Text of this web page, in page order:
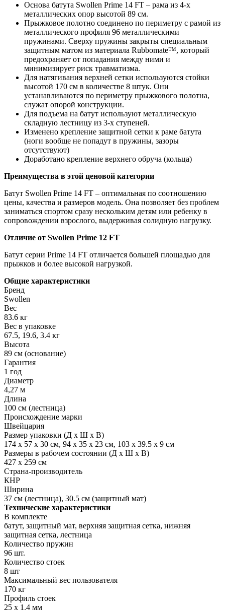
Основа батута Swollen Prime 14 FT – рама из 4-х
металлических опор высотой 89 см.
Прыжковое полотно соединено по периметру с рамой из
металлического профиля 96 металлическими
пружинами. Сверху пружины закрыты специальным
защитным матом из материала Rubbomate™, который
предохраняет от попадания между ними и
минимизирует риск травматизма.
Для натягивания верхней сетки используются стойки
высотой 170 см в количестве 8 штук. Они
устанавливаются по периметру прыжкового полотна,
служат опорой конструкции.
Для подъема на батут используют металлическую
складную лестницу из 3-х ступеней.
Изменено крепление защитной сетки к раме батута
(ноги вообще не попадут в пружины, зазоры
отсутствуют)
Доработано крепление верхнего обруча (кольца)
Преимущества в этой ценовой категории
Батут Swollen Prime 14 FT – оптимальная по соотношению
цены, качества и размеров модель. Она позволяет без проблем
заниматься спортом сразу нескольким детям или ребенку в
сопровождении взрослого, выдерживая солидную нагрузку.
Отличие от Swollen Prime 12 FT
Батут серии Prime 14 FT отличается большей площадью для
прыжков и более высокой нагрузкой.
Общие характеристики
Бренд
Swollen
Вес
83.6 кг
Вес в упаковке
67.5, 19.6, 3.4 кг
Высота
89 см (основание)
Гарантия
1 год
Диаметр
4,27 м
Длина
100 см (лестница)
Происхождение марки
Швейцария
Размер упаковки (Д х Ш х В)
174 х 57 х 30 см, 94 х 35 х 23 см, 103 х 39.5 х 9 см
Размеры в рабочем состоянии (Д х Ш х В)
427 х 259 см
Страна-производитель
КНР
Ширина
37 см (лестница), 30.5 см (защитный мат)
Технические характеристики
В комплекте
батут, защитный мат, верхняя защитная сетка, нижняя
защитная сетка, лестница
Количество пружин
96 шт.
Количество стоек
8 шт
Максимальный вес пользователя
170 кг
Профиль стоек
25 х 1.4 мм